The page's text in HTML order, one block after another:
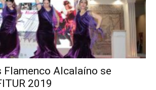
Flamenco Alcalaíno se
2019